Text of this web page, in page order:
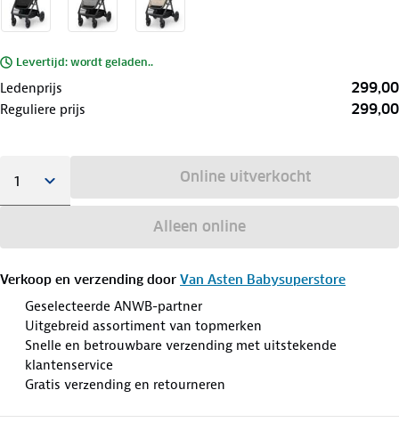
Levertijd: wordt geladen..
Ledenprijs 299,00
Reguliere prijs 299,00
Online uitverkocht
Alleen online
Verkoop en verzending door Van Asten Babysuperstore
Geselecteerde ANWB-partner
Uitgebreid assortiment van topmerken
Snelle en betrouwbare verzending met uitstekende
klantenservice
Gratis verzending en retourneren